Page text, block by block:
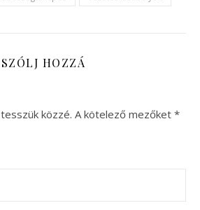
SZÓLJ HOZZÁ
közzé. A kötelező mezőket *